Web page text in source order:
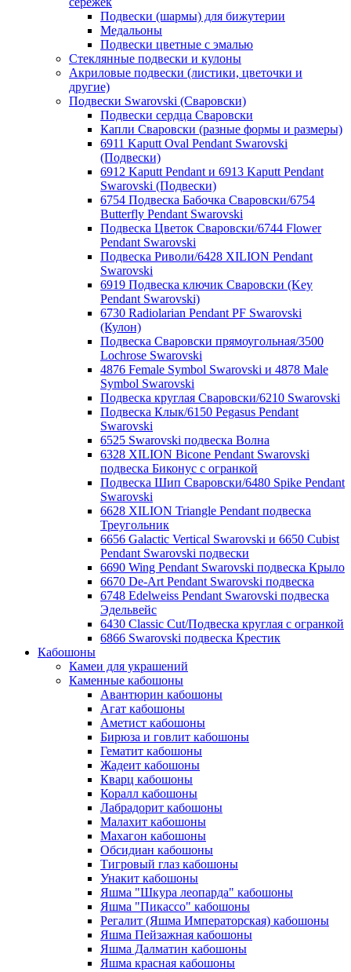
Подвески (шармы) для бижутерии
Медальоны
Подвески цветные с эмалью
Стеклянные подвески и кулоны
Акриловые подвески (листики, цветочки и
другие)
Подвески Swarovski (Сваровски)
Подвески сердца Сваровски
Капли Сваровски (разные формы и размеры)
6911 Kaputt Oval Pendant Swarovski
(Подвески)
6912 Kaputt Pendant и 6913 Kaputt Pendant
Swarovski (Подвески)
6754 Подвеска Бабочка Сваровски/6754
Butterfly Pendant Swarovski
Подвеска Цветок Сваровски/6744 Flower
Pendant Swarovski
Подвеска Риволи/6428 XILION Pendant
Swarovski
6919 Подвеска ключик Сваровски (Key
Pendant Swarovski)
6730 Radiolarian Pendant PF Swarovski
(Кулон)
Подвеска Сваровски прямоугольная/3500
Lochrose Swarovski
4876 Female Symbol Swarovski и 4878 Male
Symbol Swarovski
Подвеска круглая Сваровски/6210 Swarovski
Подвеска Клык/6150 Pegasus Pendant
Swarovski
6525 Swarovski подвеска Волна
6328 XILION Bicone Pendant Swarovski
подвеска Биконус c огранкой
Подвеска Шип Сваровски/6480 Spike Pendant
Swarovski
6628 XILION Triangle Pendant подвеска
Треугольник
6656 Galactic Vertical Swarovski и 6650 Cubist
Pendant Swarovski подвески
6690 Wing Pendant Swarovski подвеска Крыло
6670 De-Art Pendant Swarovski подвеска
6748 Edelweiss Pendant Swarovski подвеска
Эдельвейс
6430 Classic Cut/Подвеска круглая с огранкой
6866 Swarovski подвеска Крестик
Кабошоны
Камеи для украшений
Каменные кабошоны
Авантюрин кабошоны
Агат кабошоны
Аметист кабошоны
Бирюза и говлит кабошоны
Гематит кабошоны
Жадеит кабошоны
Кварц кабошоны
Коралл кабошоны
Лабрадорит кабошоны
Малахит кабошоны
Махагон кабошоны
Обсидиан кабошоны
Тигровый глаз кабошоны
Унакит кабошоны
Яшма "Шкура леопарда" кабошоны
Яшма "Пикассо" кабошоны
Регалит (Яшма Императорская) кабошоны
Яшма Пейзажная кабошоны
Яшма Далматин кабошоны
Яшма красная кабошоны